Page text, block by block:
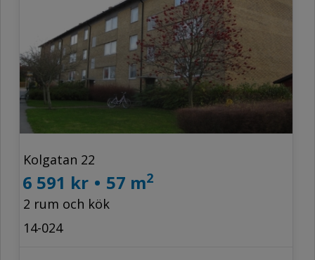
Kolgatan 22
6 591 kr • 57 m2
2 rum och kök
14-024